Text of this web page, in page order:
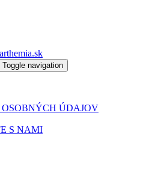
Toggle navigation
ÚDAJOV
S NAMI